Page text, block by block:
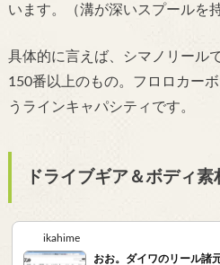
います。（溝が深いスプールを
具体的に言えば、シマノリール
150番以上のもの。フロロカー
うラインキャパシティです。
ドライブギア＆ボディ
ikahime
おお。ダイワのリール諸